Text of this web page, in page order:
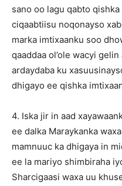
sano oo lagu qabto
ciqaabtiisu noqonayso
marka imtixaanku soo
qaaddaa ol’ole wacyi
ardaydaba ku
dhigayo ee qishka
4. Iska jir in aad
ee dalka Maraykanka
mamnuuc ka dhigaya in
ee la mariyo shimbiraha
Sharcigaasi waxa uu